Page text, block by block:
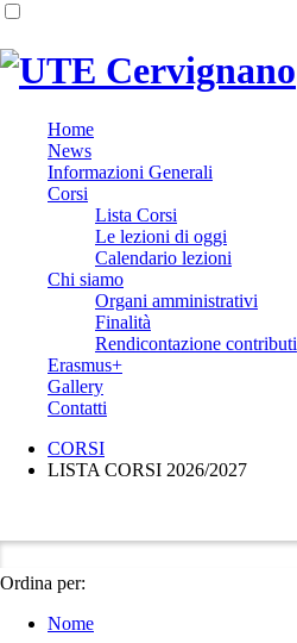
Home
News
Informazioni Generali
Corsi
Lista Corsi
Le lezioni di oggi
Calendario lezioni
Chi siamo
Organi amministrativi
Finalità
Rendicontazione contributi
Erasmus+
Gallery
Contatti
CORSI
LISTA CORSI 2026/2027
Ordina per:
Nome